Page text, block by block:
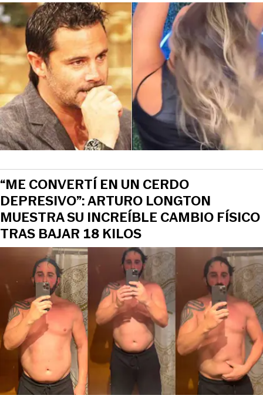
“ME CONVERTÍ EN UN CERDO
DEPRESIVO”: ARTURO LONGTON
MUESTRA SU INCREÍBLE CAMBIO FÍSICO
TRAS BAJAR 18 KILOS